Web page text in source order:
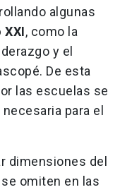
algunas
, como la
y el
De esta
las escuelas se
para el
dimensiones del
omiten en las